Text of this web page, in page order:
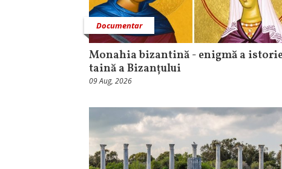
Documentar
Monahia bizantină - enigmă a
taină a Bizanțului
09 Aug, 2026